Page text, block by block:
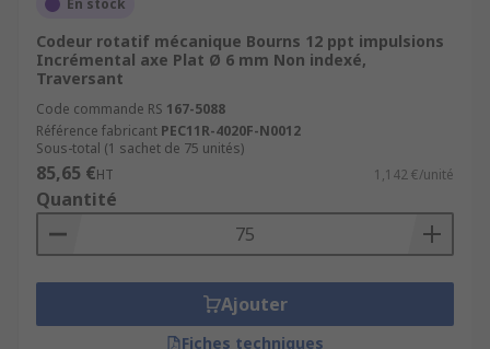
En stock
Codeur rotatif mécanique Bourns 12 ppt impulsions
Incrémental axe Plat Ø 6 mm Non indexé,
Traversant
Code commande RS 167-5088
Référence fabricant PEC11R-4020F-N0012
Sous-total (1 sachet de 75 unités)
85,65 €HT 1,142 €/unité
Quantité
Ajouter
Fiches techniques